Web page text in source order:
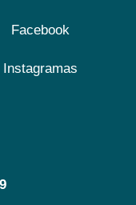
Facebook
Instagramas